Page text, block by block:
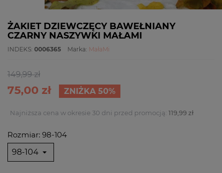
ŻAKIET DZIEWCZĘCY BAWEŁNIANY
CZARNY NASZYWKI MAŁAMI
INDEKS: 0006365 Marka: MałaMi
149,99 zł
75,00 zł ZNIŻKA 50%
Najniższa cena w okresie 30 dni przed promocją: 119,99 zł
Rozmiar: 98-104